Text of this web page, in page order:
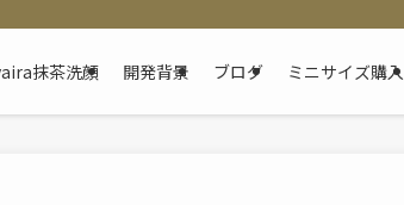
抹茶洗顔 開発背景 ブログ ミニサイズ購入